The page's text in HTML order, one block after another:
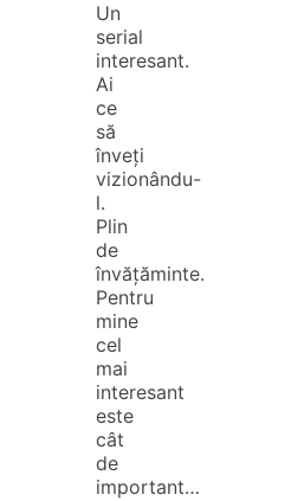
Un
serial
interesant.
Ai
ce
să
înveți
vizionându-
l.
Plin
de
învățăminte.
Pentru
mine
cel
mai
interesant
este
cât
de
important…